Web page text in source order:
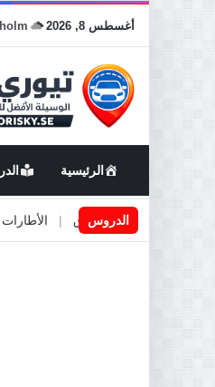
أغسطس 8, 2026
الرئيسية
الدروس
اعمال او صيانة الطرق الأطارات